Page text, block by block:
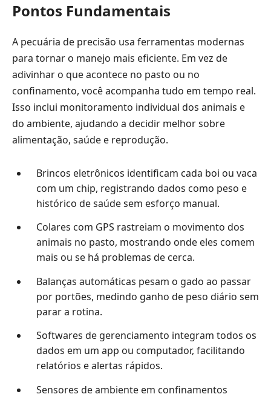
Pontos Fundamentais
A pecuária de precisão usa ferramentas modernas
para tornar o manejo mais eficiente. Em vez de
adivinhar o que acontece no pasto ou no
confinamento, você acompanha tudo em tempo real.
Isso inclui monitoramento individual dos animais e
do ambiente, ajudando a decidir melhor sobre
alimentação, saúde e reprodução.
Brincos eletrônicos identificam cada boi ou vaca
com um chip, registrando dados como peso e
histórico de saúde sem esforço manual.
Colares com GPS rastreiam o movimento dos
animais no pasto, mostrando onde eles comem
mais ou se há problemas de cerca.
Balanças automáticas pesam o gado ao passar
por portões, medindo ganho de peso diário sem
parar a rotina.
Softwares de gerenciamento integram todos os
dados em um app ou computador, facilitando
relatórios e alertas rápidos.
Sensores de ambiente em confinamentos